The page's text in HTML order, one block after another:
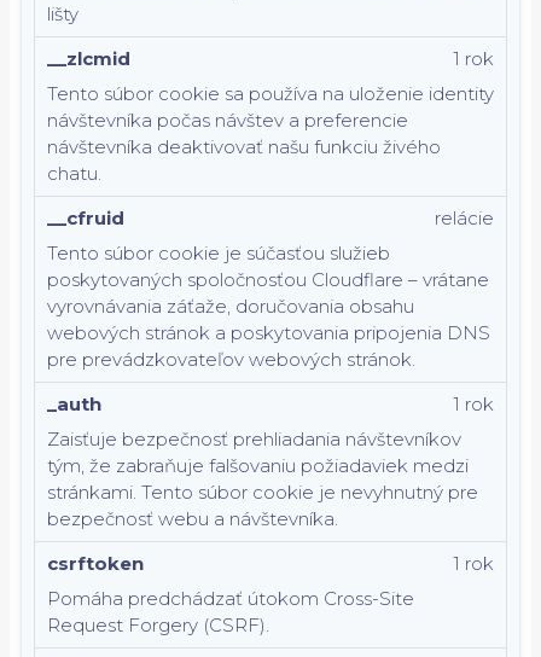
lišty
__zlcmid
Tento súbor cookie sa používa na uloženie identity
návštevníka počas návštev a preferencie
návštevníka deaktivovať našu funkciu živého
chatu.
1 rok
__cfruid
Tento súbor cookie je súčasťou služieb
poskytovaných spoločnosťou Cloudflare – vrátane
vyrovnávania záťaže, doručovania obsahu
webových stránok a poskytovania pripojenia DNS
pre prevádzkovateľov webových stránok.
relácie
_auth
Zaisťuje bezpečnosť prehliadania návštevníkov
tým, že zabraňuje falšovaniu požiadaviek medzi
stránkami. Tento súbor cookie je nevyhnutný pre
bezpečnosť webu a návštevníka.
1 rok
csrftoken
Pomáha predchádzať útokom Cross-Site
Request Forgery (CSRF).
1 rok